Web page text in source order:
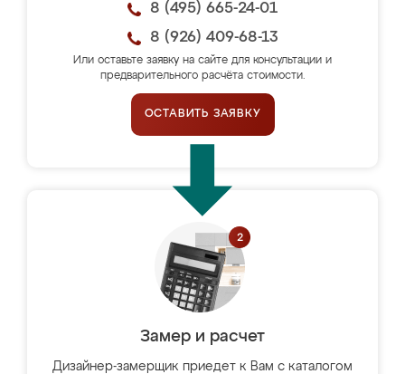
8 (495) 665-24-01
8 (926) 409-68-13
Или оставьте заявку на сайте для консультации и
предварительного расчёта стоимости.
ОСТАВИТЬ ЗАЯВКУ
Замер и расчет
Дизайнер-замерщик приедет к Вам с каталогом